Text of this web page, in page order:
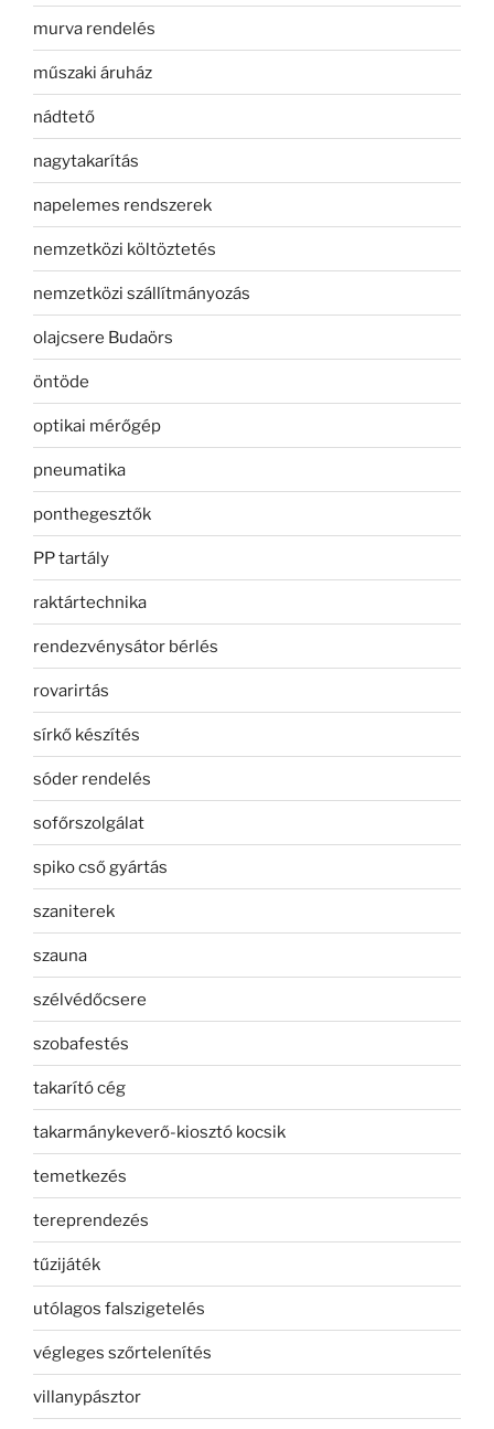
murva rendelés
műszaki áruház
nádtető
nagytakarítás
napelemes rendszerek
nemzetközi költöztetés
nemzetközi szállítmányozás
olajcsere Budaörs
öntöde
optikai mérőgép
pneumatika
ponthegesztők
PP tartály
raktártechnika
rendezvénysátor bérlés
rovarirtás
sírkő készítés
sóder rendelés
sofőrszolgálat
spiko cső gyártás
szaniterek
szauna
szélvédőcsere
szobafestés
takarító cég
takarmánykeverő-kiosztó kocsik
temetkezés
tereprendezés
tűzijáték
utólagos falszigetelés
végleges szőrtelenítés
villanypásztor